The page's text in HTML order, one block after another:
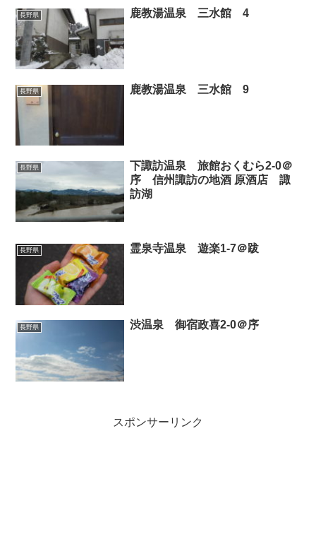
長野県 鹿教湯温泉 三水館 4
長野県 鹿教湯温泉 三水館 9
長野県
下諏訪温泉 旅館おくむら2-0＠
序 信州諏訪の地酒 原酒店 諏
訪湖
長野県 霊泉寺温泉 遊楽1-7＠跋
長野県 渋温泉 御宿政喜2-0＠序
スポンサーリンク